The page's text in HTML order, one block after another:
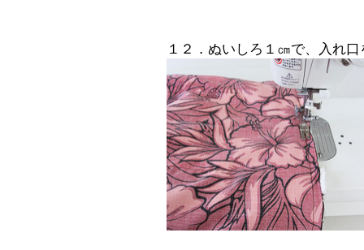
１２．ぬいしろ１㎝で、入れ